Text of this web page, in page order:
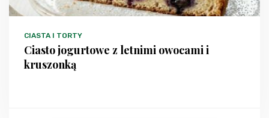
CIASTA I TORTY
Ciasto jogurtowe z letnimi owocami i
kruszonką